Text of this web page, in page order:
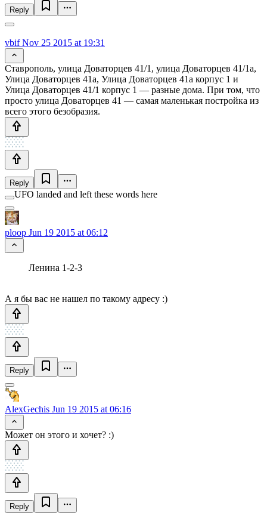
Reply
vbifNov 25 2015 at 19:31
Ставрополь, улица Доваторцев 41/1, улица Доваторцев 41/1а,
Улица Доваторцев 41а, Улица Доваторцев 41а корпус 1 и
Улица Доваторцев 41/1 корпус 1 — разные дома. При том, что
просто улица Доваторцев 41 — самая маленькая постройка из
всего этого безобразия.
Reply
UFO landed and left these words here
ploop Jun 19 2015 at 06:12
Ленина 1-2-3
А я бы вас не нашел по такому адресу :)
Reply
AlexGechis Jun 19 2015 at 06:16
Может он этого и хочет? :)
Reply